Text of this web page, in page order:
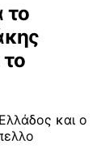
το
και ο